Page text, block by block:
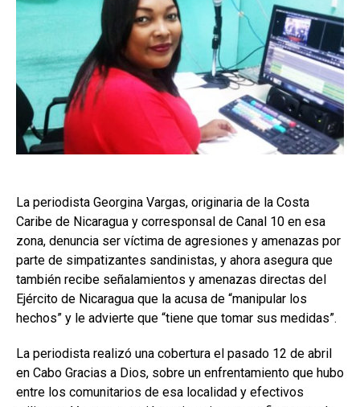
La periodista Georgina Vargas, originaria de la Costa
Caribe de Nicaragua y corresponsal de Canal 10 en esa
zona, denuncia ser víctima de agresiones y amenazas por
parte de simpatizantes sandinistas, y ahora asegura que
también recibe señalamientos y amenazas directas del
Ejército de Nicaragua que la acusa de “manipular los
hechos” y le advierte que “tiene que tomar sus medidas”.
La periodista realizó una cobertura el pasado 12 de abril
en Cabo Gracias a Dios, sobre un enfrentamiento que hubo
entre los comunitarios de esa localidad y efectivos